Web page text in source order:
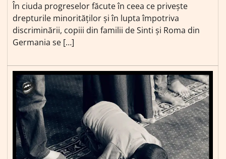
În ciuda progreselor făcute în ceea ce privește
drepturile minorităților și în lupta împotriva
discriminării, copiii din familii de Sinti și Roma din
Germania se […]